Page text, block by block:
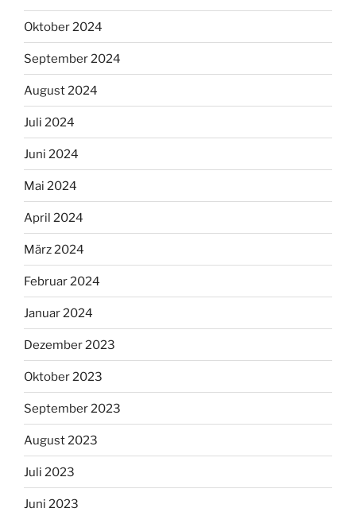
Oktober 2024
September 2024
August 2024
Juli 2024
Juni 2024
Mai 2024
April 2024
März 2024
Februar 2024
Januar 2024
Dezember 2023
Oktober 2023
September 2023
August 2023
Juli 2023
Juni 2023